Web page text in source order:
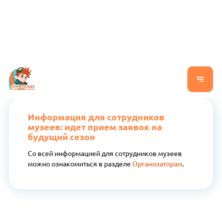
Информация для сотрудников
музеев: идет прием заявок на
будущий сезон
Со всей информацией для сотрудников музеев
можно ознакомиться в разделе Организаторам.